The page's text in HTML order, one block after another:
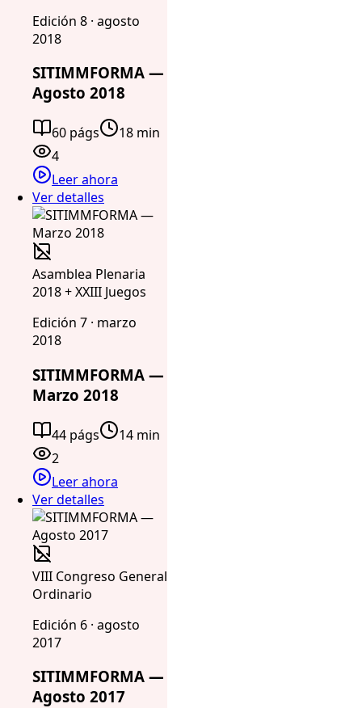
Edición 8 · agosto
2018
SITIMMFORMA —
Agosto 2018
60 págs
18 min
4
Leer ahora
Ver detalles
Asamblea Plenaria
2018 + XXIII Juegos
Edición 7 · marzo
2018
SITIMMFORMA —
Marzo 2018
44 págs
14 min
2
Leer ahora
Ver detalles
VIII Congreso General
Ordinario
Edición 6 · agosto
2017
SITIMMFORMA —
Agosto 2017